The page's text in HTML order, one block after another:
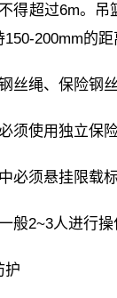
得超过6m。
200mm的距
丝绳、保险钢
须使用独立保
必须悬挂限载标
般2~3人进行操
护